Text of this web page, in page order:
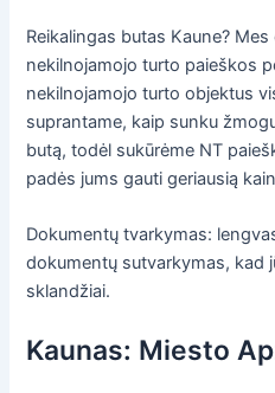
Reikalingas butas Kaune?
nekilnojamojo turto paieškos
nekilnojamojo turto objektus
suprantame, kaip sunku
butą, todėl sukūrėme NT
padės jums gauti geriausią
Dokumentų tvarkymas:
dokumentų sutvarkymas, kad
sklandžiai.
Kaunas: Miesto